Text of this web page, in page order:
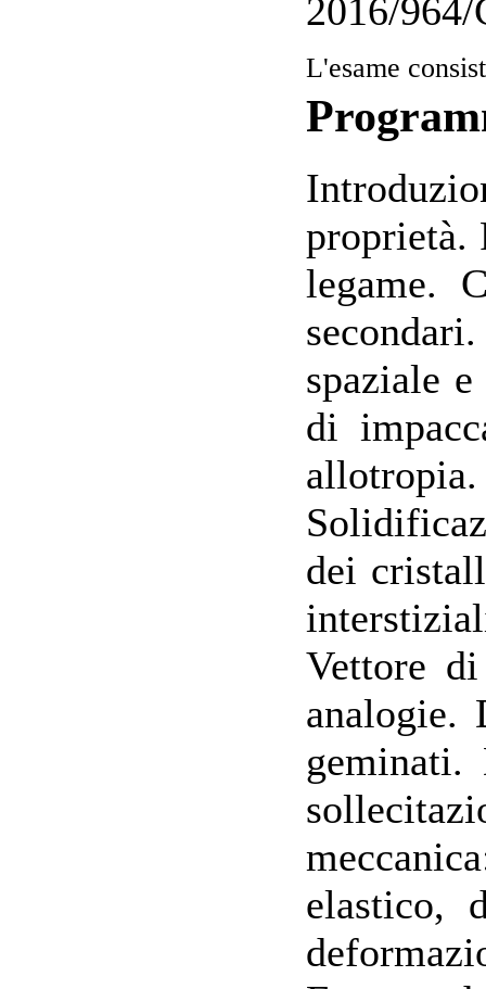
2016/
L'esame
proprietà.
legame.
spaziale
di
dei
Vettore
analogie.
geminati.
elastico,